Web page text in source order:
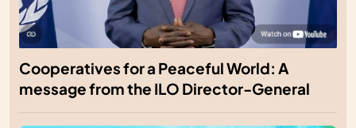
Cooperatives for a Peaceful World: A
message from the ILO Director-General